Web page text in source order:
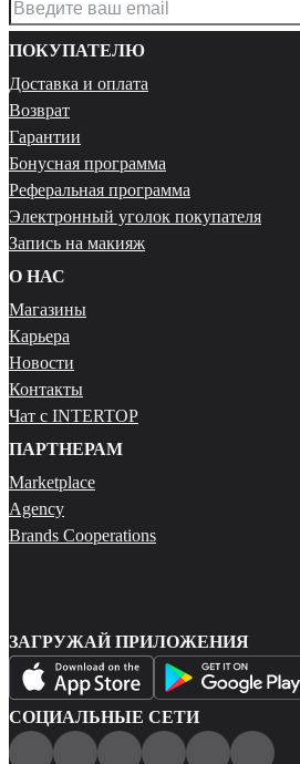
ПОКУПАТЕЛЮ
Доставка и оплата
Возврат
Гарантии
Бонусная программа
Реферальная программа
Электронный уголок покупателя
Запись на макияж
О НАС
Магазины
Карьера
Новости
Контакты
Чат с INTERTOP
ПАРТНЕРАМ
Marketplace
Agency
Brands Cooperations
ЗАГРУЖАЙ ПРИЛОЖЕНИЯ
СОЦИАЛЬНЫЕ СЕТИ